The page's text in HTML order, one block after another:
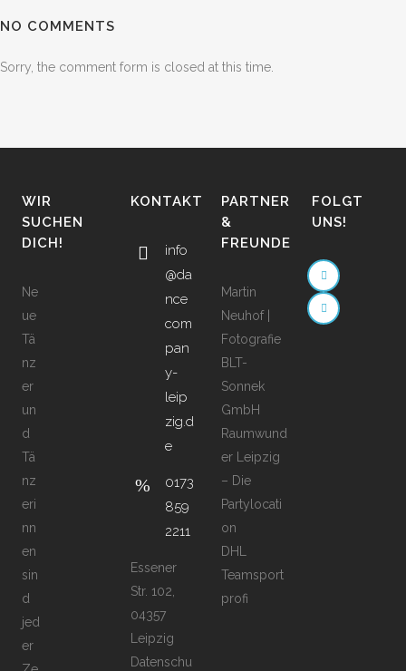
NO COMMENTS
Sorry, the comment form is closed at this time.
WIR
SUCHEN
DICH!
Ne
ue
Tä
nz
er
un
d
Tä
nz
eri
nn
en
sin
d
jed
er
KONTAKT
info
@da
nce
com
pan
y-
leip
zig.d
e
0173
859
2211
Essener
Str. 102,
04357
Leipzig
Datenschu
PARTNER
&
FREUNDE
Martin
Neuhof |
Fotografie
BLT-
Sonnek
GmbH
Raumwund
er Leipzig
– Die
Partylocati
on
DHL
Teamsport
profi
FOLGT
UNS!